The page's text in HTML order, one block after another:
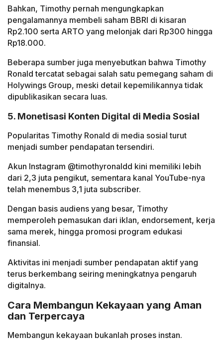
Bahkan, Timothy pernah mengungkapkan
pengalamannya membeli saham BBRI di kisaran
Rp2.100 serta ARTO yang melonjak dari Rp300 hingga
Rp18.000.
Beberapa sumber juga menyebutkan bahwa Timothy
Ronald tercatat sebagai salah satu pemegang saham di
Holywings Group, meski detail kepemilikannya tidak
dipublikasikan secara luas.
5. Monetisasi Konten Digital di Media Sosial
Popularitas Timothy Ronald di media sosial turut
menjadi sumber pendapatan tersendiri.
Akun Instagram @timothyronaldd kini memiliki lebih
dari 2,3 juta pengikut, sementara kanal YouTube-nya
telah menembus 3,1 juta subscriber.
Dengan basis audiens yang besar, Timothy
memperoleh pemasukan dari iklan, endorsement, kerja
sama merek, hingga promosi program edukasi
finansial.
Aktivitas ini menjadi sumber pendapatan aktif yang
terus berkembang seiring meningkatnya pengaruh
digitalnya.
Cara Membangun Kekayaan yang Aman
dan Terpercaya
Membangun kekayaan bukanlah proses instan.